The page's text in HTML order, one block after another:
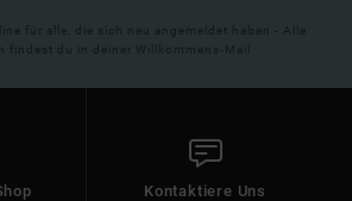
für alle, die sich neu angemeldet haben - Alle
findest du in deiner Willkommens-Mail
Kontaktiere Uns